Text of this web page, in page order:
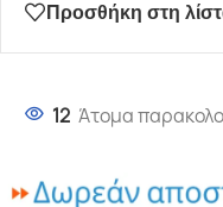
Προσθήκη στη
12 Άτομα